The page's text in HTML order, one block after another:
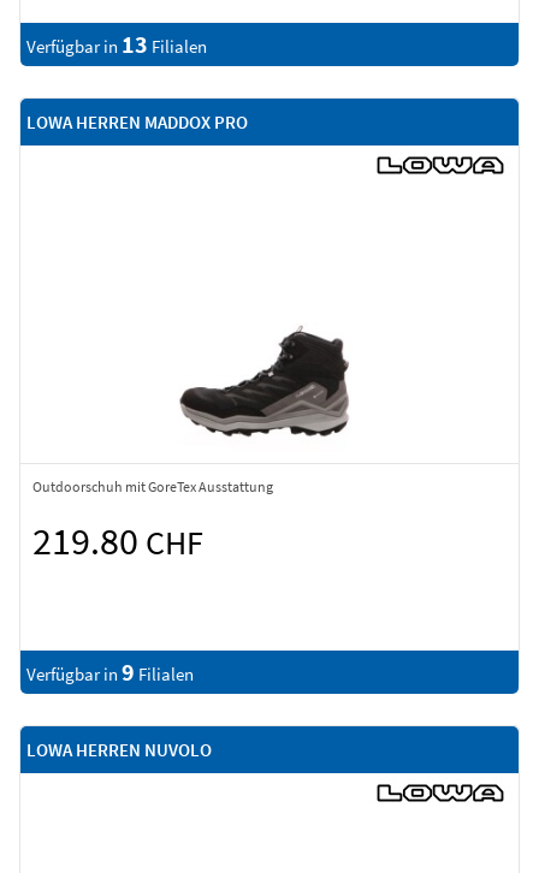
Verfügbar in 13 Filialen
LOWA HERREN MADDOX PRO
Outdoorschuh mit GoreTex Ausstattung
219.80 CHF
Verfügbar in 9 Filialen
LOWA HERREN NUVOLO